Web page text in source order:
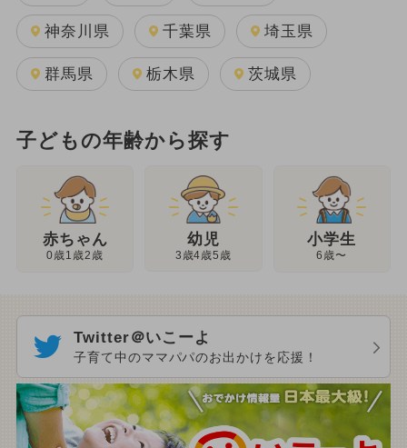
神奈川県 千葉県 埼玉県
群馬県 栃木県 茨城県
子どもの年齢から探す
赤ちゃん
0歳1歳2歳
幼児
3歳4歳5歳
小学生
6歳〜
Twitter＠いこーよ
子育て中のママパパのお出かけを応援！